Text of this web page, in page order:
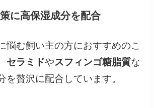
に高保湿成分を配合
悩む飼い主の方におすすめのこ
セラミドやスフィンゴ糖脂質な
を贅沢に配合しています。